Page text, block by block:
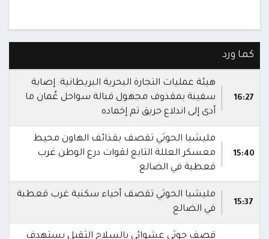
كما ورد
16:27
هيئة عمليات التجارة البحرية البريطانية: إصابة
سفينة بمقذوف مجهول قبالة سواحل عُمان ما
أدى إلى اندلاع حريق تم إخماده
15:40
مليشيا الحوثي تقصف بقذائف الهاون محيط
معسكر العللة التابع لقوات درع الوطن غرب
قعطبة في الضالع
15:37
مليشيا الحوثي تقصف أحياء سكنية غرب قعطبة
في الضالع
قصف حوثي عشوائي بالسلاح الثقيل يستهدف